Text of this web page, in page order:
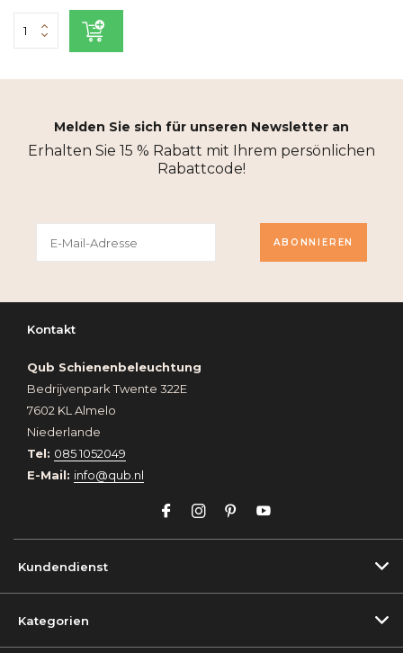
Melden Sie sich für unseren Newsletter an
Erhalten Sie 15 % Rabatt mit Ihrem persönlichen
Rabattcode!
ABONNIEREN
Kontakt
Qub Schienenbeleuchtung
Bedrijvenpark Twente 322E
7602 KL Almelo
Niederlande
Tel: 085 1052049
E-Mail: info@qub.nl
Kundendienst
Kategorien